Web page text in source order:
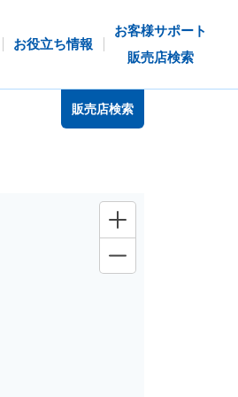
お役立ち情報
お客様サポート
販売店検索
販売店検索